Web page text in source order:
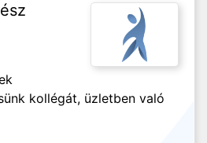
kollégát, üzletben való